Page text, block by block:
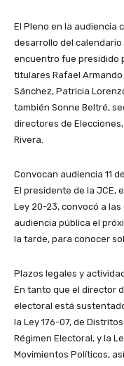
El Pleno en la audiencia
desarrollo del calendario
encuentro fue presidido
titulares Rafael
Sánchez, Patricia
también Sonne Beltré,
directores de
Rivera.
Convocan audiencia 11
El presidente de la JCE,
Ley 20-23, convocó a
audiencia pública el
la tarde, para conocer
Plazos legales y
En tanto que el director
electoral está
la Ley 176-07, de
Régimen Electoral, y la
Movimientos Políticos,